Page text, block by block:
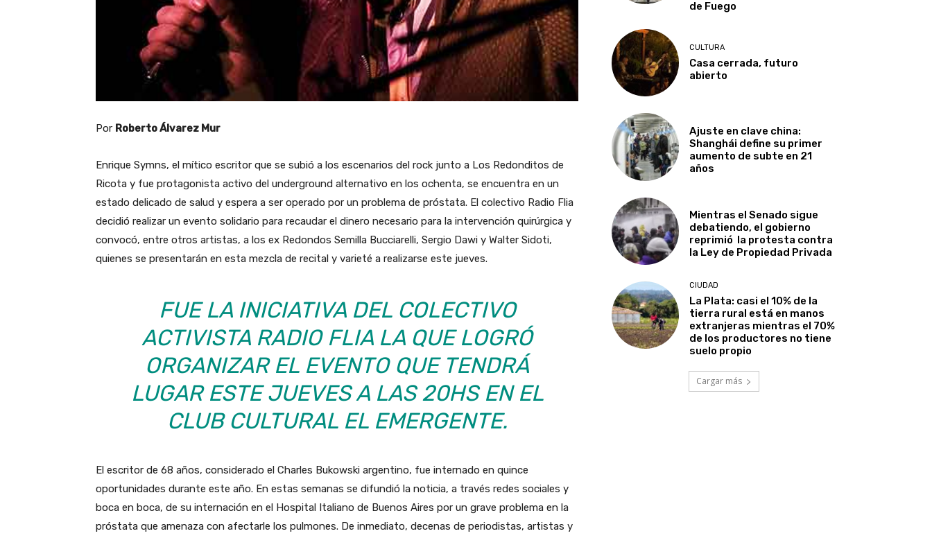
Por Roberto Álvarez Mur
Enrique Symns, el mítico escritor que se subió a los escenarios del rock junto a Los Redonditos de
Ricota y fue protagonista activo del underground alternativo en los ochenta, se encuentra en un
estado delicado de salud y espera a ser operado por un problema de próstata. El colectivo Radio Flia
decidió realizar un evento solidario para recaudar el dinero necesario para la intervención quirúrgica y
convocó, entre otros artistas, a los ex Redondos Semilla Bucciarelli, Sergio Dawi y Walter Sidoti,
quienes se presentarán en esta mezcla de recital y varieté a realizarse este jueves.
FUE LA INICIATIVA DEL COLECTIVO
ACTIVISTA RADIO FLIA LA QUE LOGRÓ
ORGANIZAR EL EVENTO QUE TENDRÁ
LUGAR ESTE JUEVES A LAS 20HS EN EL
CLUB CULTURAL EL EMERGENTE.
El escritor de 68 años, considerado el Charles Bukowski argentino, fue internado en quince
oportunidades durante este año. En estas semanas se difundió la noticia, a través redes sociales y
boca en boca, de su internación en el Hospital Italiano de Buenos Aires por un grave problema en la
próstata que amenaza con afectarle los pulmones. De inmediato, decenas de periodistas, artistas y
de Fuego
CULTURA
Casa cerrada, futuro
abierto
Ajuste en clave china:
Shanghái define su primer
aumento de subte en 21
años
Mientras el Senado sigue
debatiendo, el gobierno
reprimió la protesta contra
la Ley de Propiedad Privada
CIUDAD
La Plata: casi el 10% de la
tierra rural está en manos
extranjeras mientras el 70%
de los productores no tiene
suelo propio
Cargar más